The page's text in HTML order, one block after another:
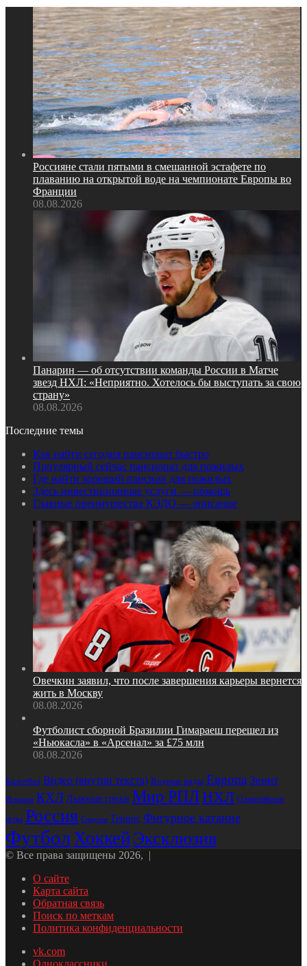
Россияне стали пятыми в смешанной эстафете по
плаванию на открытой воде на чемпионате Европы во
Франции
08.08.2026
Панарин — об отсутствии команды России в Матче
звезд НХЛ: «Неприятно. Хотелось бы выступать за свою
страну»
08.08.2026
Последние темы
Как найти сегодня пансионат быстро
Популярный сейчас пансионат для пожилых
Где найти хороший пансион для пожилых
Здесь инвестиционные услуги — помощь
Главные преимущества КЭДО — описание
Овечкин заявил, что после завершения карьеры вернется
жить в Москву
08.08.2026
Футболист сборной Бразилии Гимараеш перешел из
«Ньюкасла» в «Арсенал» за £75 млн
08.08.2026
Баскетбол Видео (внутри текста) Водные виды Европа Зенит
Испания КХЛ Лыжные гонки Мир РПЛНХЛ Олимпийские
игры Россия Спартак Теннис Фигурное катание
ФутболХоккейЭксклюзив
© Все права защищены 2026, |
О сайте
Карта сайта
Обратная связь
Поиск по меткам
Политика конфиденциальности
vk.com